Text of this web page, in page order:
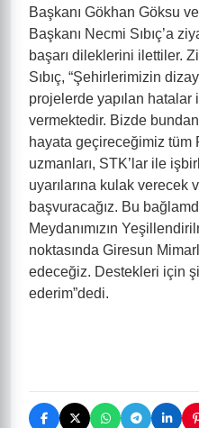
Başkanı Gökhan Göksu
Başkanı Necmi Sıbıç’a
başarı dileklerini ilettiler.
Sıbıç, “Şehirlerimizin
projelerde yapılan hatalar
vermektedir. Bizde
hayata geçireceğimiz
uzmanları, STK’lar ile
uyarılarına kulak verecek
başvuracağız. Bu
Meydanımızın
noktasında Giresun
edeceğiz. Destekleri için
ederim”dedi.